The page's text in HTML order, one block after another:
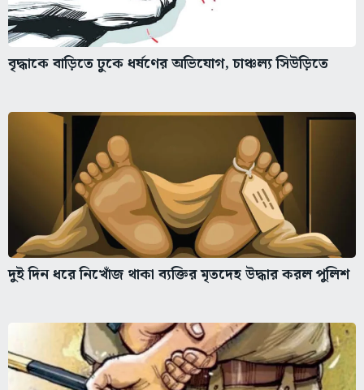
বৃদ্ধাকে বাড়িতে ঢুকে ধর্ষণের অভিযোগ, চাঞ্চল্য সিউড়িতে
দুই দিন ধরে নিখোঁজ থাকা ব্যক্তির মৃতদেহ উদ্ধার করল পুলিশ